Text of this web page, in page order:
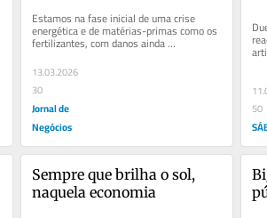
Estamos na fase inicial de uma crise
energética e de matérias-primas como os
fertilizantes, com danos ainda
acomodáveis na inflação, nos juros e...
13.03.2026
30
Jornal de
Negócios
50
Sempre que brilha o sol,
naquela economia